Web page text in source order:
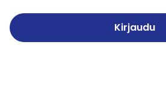
Kirjaudu